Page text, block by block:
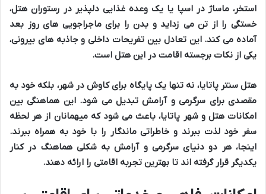
استخر، ماساژ در اسپا یا یک وعده غذایی دلپذیر در رستوران هتل،
خستگی را از تن می زداید و بدن را برای ماجراجویی های روز بعد
آماده می کند. این تعادل بین تفریحات داخلیوجاذبه های بیرونی،
یکی از نکات برجسته اقامت در این هتل است.
هتل سنتر پاتایا، نه تنها یک پایگاه برای کاوش در شهر، بلکه خود به
مقصدی برای سرگرمیوآرامشتبدیل می شود. این هماهنگی بین
امکانات هتل وشهر پاتایا، باعث می شود که میهمانان از هر لحظه
سفر خود لذت ببرند و خاطراتی ماندگار را با خود به همراه ببرند.
اینجا، هر دو دنیای سرگرمی وآرامشبه شکلی هماهنگ در کنار
یکدیگر قرار گرفته اند تا بهترین تجربه اقامتی را ارائه دهند.